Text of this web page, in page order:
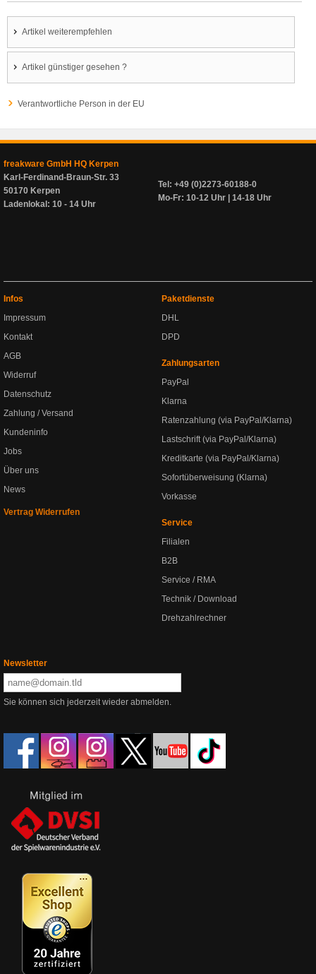
Artikel weiterempfehlen
Artikel günstiger gesehen ?
Verantwortliche Person in der EU
freakware GmbH HQ Kerpen
Karl-Ferdinand-Braun-Str. 33
50170 Kerpen
Ladenlokal: 10 - 14 Uhr
Tel: +49 (0)2273-60188-0
Mo-Fr: 10-12 Uhr | 14-18 Uhr
Infos
Impressum
Kontakt
AGB
Widerruf
Datenschutz
Zahlung / Versand
Kundeninfo
Jobs
Über uns
News
Vertrag Widerrufen
Paketdienste
DHL
DPD
Zahlungsarten
PayPal
Klarna
Ratenzahlung (via PayPal/Klarna)
Lastschrift (via PayPal/Klarna)
Kreditkarte (via PayPal/Klarna)
Sofortüberweisung (Klarna)
Vorkasse
Service
Filialen
B2B
Service / RMA
Technik / Download
Drehzahlrechner
Newsletter
Sie können sich jederzeit wieder abmelden.